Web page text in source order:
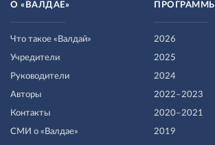
О «ВАЛДАЕ»
Что такое «Валдай»
Учредители
Руководители
Авторы
Контакты
СМИ о «Валдае»
ПРОГРАММЫ
2026
2025
2024
2022–2023
2020–2021
2019